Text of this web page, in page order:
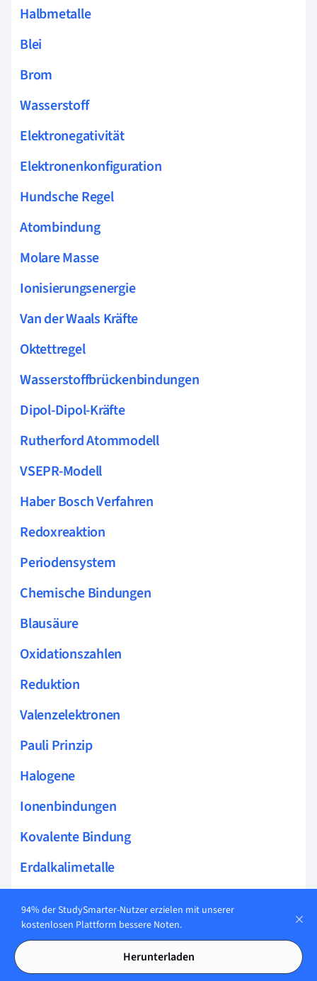
Halbmetalle
Blei
Brom
Wasserstoff
Elektronegativität
Elektronenkonfiguration
Hundsche Regel
Atombindung
Molare Masse
Ionisierungsenergie
Van der Waals Kräfte
Oktettregel
Wasserstoffbrückenbindungen
Dipol-Dipol-Kräfte
Rutherford Atommodell
VSEPR-Modell
Haber Bosch Verfahren
Redoxreaktion
Periodensystem
Chemische Bindungen
Blausäure
Oxidationszahlen
Reduktion
Valenzelektronen
Pauli Prinzip
Halogene
Ionenbindungen
Kovalente Bindung
Erdalkalimetalle
Isotope
94% der StudySmarter-Nutzer erzielen mit unserer
kostenlosen Plattform bessere Noten.
Herunterladen